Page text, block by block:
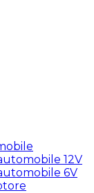
12V
6V